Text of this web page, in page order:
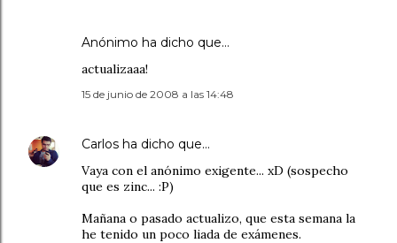
Anónimo ha dicho que…
actualizaaa!
15 de junio de 2008 a las 14:48
Carlos ha dicho que…
Vaya con el anónimo exigente... xD (sospecho
que es zinc... :P)
Mañana o pasado actualizo, que esta semana la
he tenido un poco liada de exámenes.